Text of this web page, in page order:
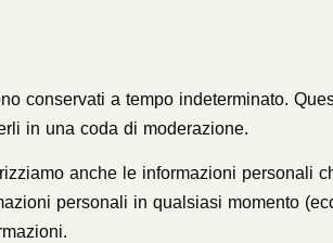
conservati a tempo indeterminato.
in una coda di moderazione.
anche le informazioni personali
personali in qualsiasi momento